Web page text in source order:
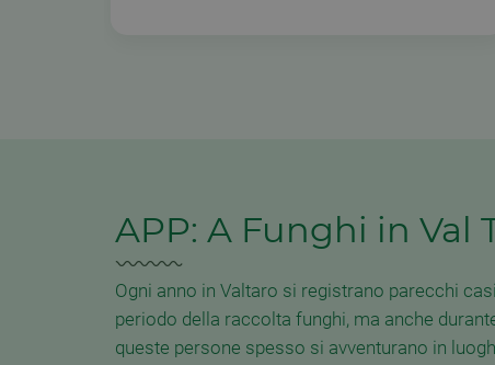
APP: A Funghi in Val
Ogni anno in Valtaro si registrano parecchi
periodo della raccolta funghi, ma anche
queste persone spesso si avventurano in